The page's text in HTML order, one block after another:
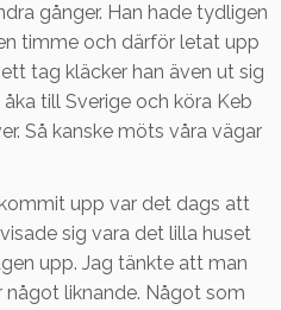
gånger. Han hade tydligen
timme och därför letat upp
tag kläcker han även ut sig
till Sverige och köra Keb
Så kanske möts våra vägar
upp var det dags att
sig vara det lilla huset
upp. Jag tänkte att man
liknande. Något som